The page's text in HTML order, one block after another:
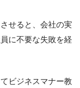
せると、会社の実
に不要な失敗を経
ビジネスマナー教